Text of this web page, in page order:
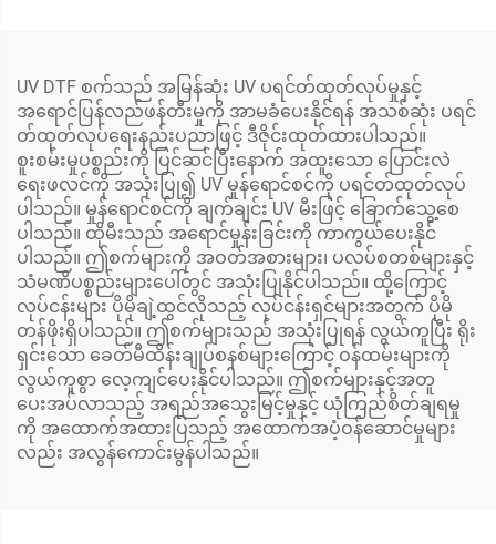
အာမခံ
UV DTF စက်သည် အမြန်ဆုံး UV ပရင်တ်ထုတ်လုပ်မှုနှင့်
အရောင်ပြန်လည်ဖန်တီးမှုကို အာမခံပေးနိုင်ရန် အသစ်ဆုံး ပရင်
တ်ထုတ်လုပ်ရေးနည်းပညာဖြင့် ဒီဇိုင်းထုတ်ထားပါသည်။
စူးစမ်းမှုပစ္စည်းကို ပြင်ဆင်ပြီးနောက် အထူးသော ပြောင်းလဲ
ရေးဖလင်ကို အသုံးပြု၍ UV မှုန်ရောင်စင်ကို ပရင်တ်ထုတ်လုပ်
ပါသည်။ မှုန်ရောင်စင်ကို ချက်ချင်း UV မီးဖြင့် ခြောက်သွေ့စေ
ပါသည်။ ထိုမီးသည် အရောင်မှုန်းခြင်းကို ကာကွယ်ပေးနိုင်
ပါသည်။ ဤစက်များကို အဝတ်အစားများ၊ ပလပ်စတစ်များနှင့်
သံမဏိပစ္စည်းများပေါ်တွင် အသုံးပြုနိုင်ပါသည်။ ထို့ကြောင့်
လုပ်ငန်းများ ပိုမိုချဲ့ထွင်လိုသည့် လုပ်ငန်းရှင်များအတွက် ပိုမို
တန်ဖိုးရှိပါသည်။ ဤစက်များသည် အသုံးပြုရန် လွယ်ကူပြီး ရိုး
ရှင်းသော ခေတ်မီထိန်းချုပ်စနစ်များကြောင့် ဝန်ထမ်းများကို
လွယ်ကူစွာ လေ့ကျင်ပေးနိုင်ပါသည်။ ဤစက်များနှင့်အတူ
ပေးအပ်လာသည့် အရည်အသွေးမြင့်မှုနှင့် ယုံကြည်စိတ်ချရမှု
ကို အထောက်အထားပြသည့် အထောက်အပံ့ဝန်ဆောင်မှုများ
လည်း အလွန်ကောင်းမွန်ပါသည်။